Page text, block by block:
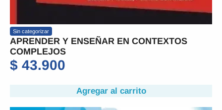
Sin categorizar
APRENDER Y ENSEÑAR EN CONTEXTOS
COMPLEJOS
$ 43.900
Agregar al carrito